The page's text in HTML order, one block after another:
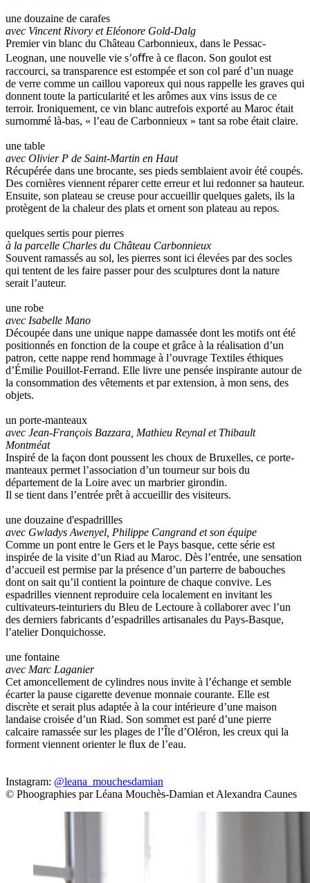
une douzaine de carafes
avec Vincent Rivory et Eléonore Gold-Dalg
Premier vin blanc du Château Carbonnieux, dans le Pessac-
Leognan, une nouvelle vie s’oﬀre à ce ﬂacon. Son goulot est
raccourci, sa transparence est estompée et son col paré d’un nuage
de verre comme un caillou vaporeux qui nous rappelle les graves qui
donnent toute la particularité et les arômes aux vins issus de ce
terroir. Ironiquement, ce vin blanc autrefois exporté au Maroc était
surnommé là-bas, « l’eau de Carbonnieux » tant sa robe était claire.
une table
avec Olivier P de Saint-Martin en Haut
Récupérée dans une brocante, ses pieds semblaient avoir été coupés.
Des cornières viennent réparer cette erreur et lui redonner sa hauteur.
Ensuite, son plateau se creuse pour accueillir quelques galets, ils la
protègent de la chaleur des plats et ornent son plateau au repos.
quelques sertis pour pierres
à la parcelle Charles du Château Carbonnieux
Souvent ramassés au sol, les pierres sont ici élevées par des socles
qui tentent de les faire passer pour des sculptures dont la nature
serait l’auteur.
une robe
avec Isabelle Mano
Découpée dans une unique nappe damassée dont les motifs ont été
positionnés en fonction de la coupe et grâce à la réalisation d’un
patron, cette nappe rend hommage à l’ouvrage Textiles éthiques
d’Émilie Pouillot-Ferrand. Elle livre une pensée inspirante autour de
la consommation des vêtements et par extension, à mon sens, des
objets.
un porte-manteaux
avec Jean-François Bazzara, Mathieu Reynal et Thibault
Montméat
Inspiré de la façon dont poussent les choux de Bruxelles, ce porte-
manteaux permet l’association d’un tourneur sur bois du
département de la Loire avec un marbrier girondin.
Il se tient dans l’entrée prêt à accueillir des visiteurs.
une douzaine d'espadrillles
avec Gwladys Awenyel, Philippe Cangrand et son équipe
Comme un pont entre le Gers et le Pays basque, cette série est
inspirée de la visite d’un Riad au Maroc. Dès l’entrée, une sensation
d’accueil est permise par la présence d’un parterre de babouches
dont on sait qu’il contient la pointure de chaque convive. Les
espadrilles viennent reproduire cela localement en invitant les
cultivateurs-teinturiers du Bleu de Lectoure à collaborer avec l’un
des derniers fabricants d’espadrilles artisanales du Pays-Basque,
l’atelier Donquichosse.
une fontaine
avec Marc Laganier
Cet amoncellement de cylindres nous invite à l’échange et semble
écarter la pause cigarette devenue monnaie courante. Elle est
discrète et serait plus adaptée à la cour intérieure d’une maison
landaise croisée d’un Riad. Son sommet est paré d’une pierre
calcaire ramassée sur les plages de l’Île d’Oléron, les creux qui la
forment viennent orienter le ﬂux de l’eau.
Instagram: @leana_mouchesdamian
© Phoographies par Léana Mouchès-Damian et Alexandra Caunes